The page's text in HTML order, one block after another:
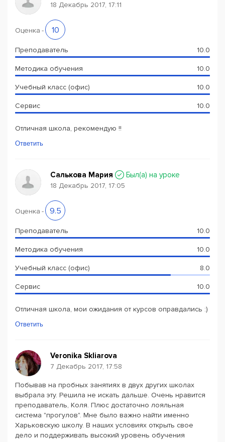
18 Декабрь 2017, 17:11
Оценка - 10
Преподаватель 10.0
Методика обучения 10.0
Учебный класс (офис) 10.0
Сервис 10.0
Отличная школа, рекомендую !!
Ответить
Салькова Мария Был(a) на уроке
18 Декабрь 2017, 17:05
Оценка - 9.5
Преподаватель 10.0
Методика обучения 10.0
Учебный класс (офис) 8.0
Сервис 10.0
Отличная школа, мои ожидания от курсов оправдались :)
Ответить
Veronika Skliarova
7 Декабрь 2017, 17:58
Побывав на пробных занятиях в двух других школах
выбрала эту. Решила не искать дальше. Очень нравится
преподаватель, Коля. Плюс достаточно лояльная
система "прогулов". Мне было важно найти именно
Харьковскую школу. В наших условиях открыть свое
дело и поддерживать высокий уровень обучения